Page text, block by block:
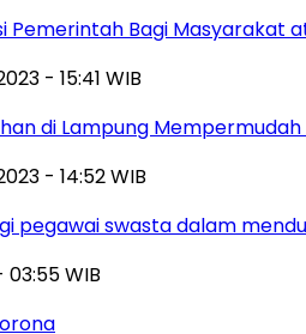
Pemerintah Bagi Masyarakat
- 15:41 WIB
di Lampung Mempermudah
- 14:52 WIB
pegawai swasta dalam
03:55 WIB